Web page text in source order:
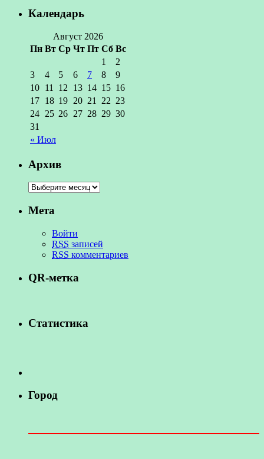
Календарь
Август 2026
Пн Вт Ср Чт Пт Сб Вс
« Июл
1
2
3
4 5 6 7 8
9
10 11 12 13 14 15 16
17 18 19 20 21 22 23
24 25 26 27 28 29 30
31
Архив
Мета
Войти
RSS записей
RSS комментариев
QR-метка
Статистика
Город